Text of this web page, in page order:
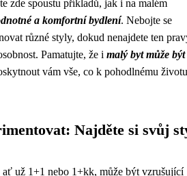
zde spoustu příkladů, jak i na malém
a komfortní bydlení. Nebojte se
různé styly, dokud nenajdete ten
Pamatujte, že i malý byt může být
vám vše, co k pohodlnému životu
Najděte si svůj
už 1+1 nebo 1+kk, může být vzrušující